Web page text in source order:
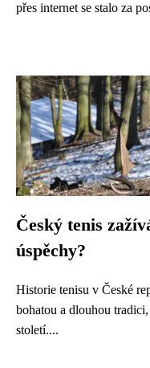
přes internet se stalo za
Český tenis
úspěchy?
Historie tenisu v České
bohatou a dlouhou
století....